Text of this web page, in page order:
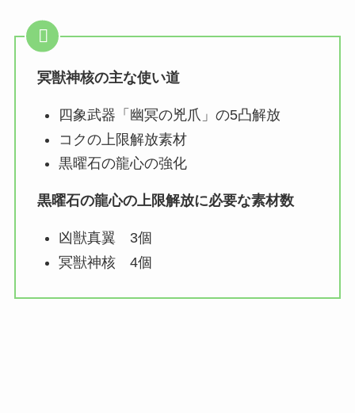
冥獣神核の主な使い道
四象武器「幽冥の兇爪」の5凸解放
コクの上限解放素材
黒曜石の龍心の強化
黒曜石の龍心の上限解放に必要な素材数
凶獣真翼 3個
冥獣神核 4個